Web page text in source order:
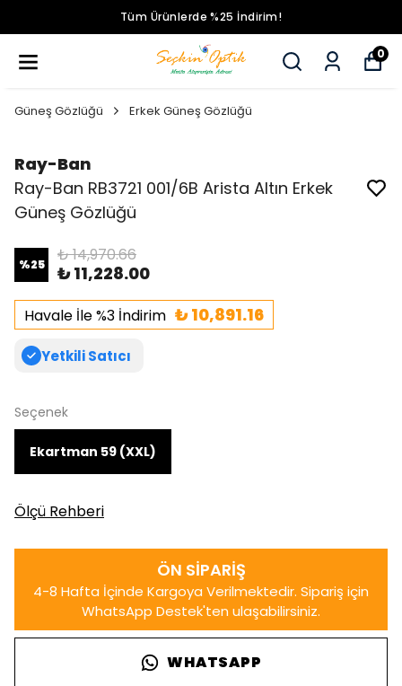
Tüm Ürünlerde %25 İndirim!
0
Güneş Gözlüğü Erkek Güneş Gözlüğü
Ray-Ban
Ray-Ban RB3721 001/6B Arista Altın Erkek
Güneş Gözlüğü
%25 ₺ 14,970.66
₺ 11,228.00
Havale İle %3 İndirim ₺ 10,891.16
Yetkili Satıcı
Seçenek
Ekartman 59 (XXL)
Ölçü Rehberi
WHATSAPP